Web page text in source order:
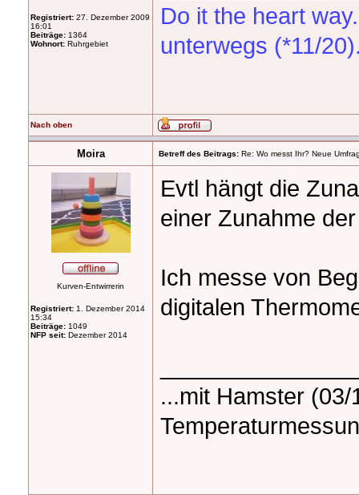
Registriert: 27. Dezember 2009
16:01
Beiträge: 1364
Wohnort: Ruhrgebiet
Do it the heart
unterwegs (*11/
Nach oben
Moira Betreff des Beitrags: Re: Wo messt Ihr? Neue
Kurven-Entwirrerin
Registriert: 1. Dezember 2014
15:34
Beiträge: 1049
NFP seit: Dezember 2014
Evtl hängt die
einer Zunahme
Ich messe von
digitalen
...mit Hamster (03/